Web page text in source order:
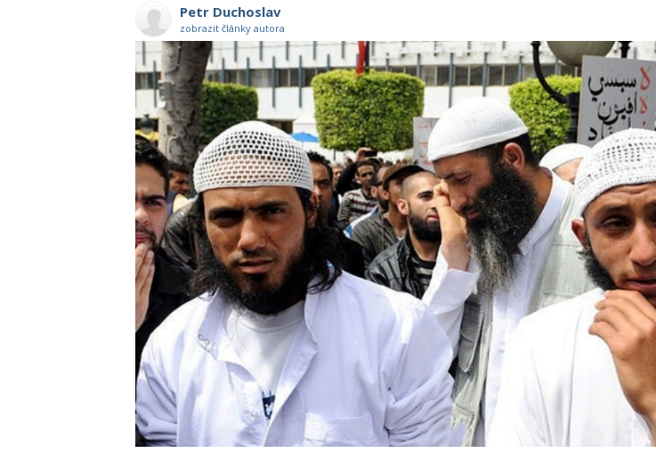
Petr Duchoslav
zobrazit články autora